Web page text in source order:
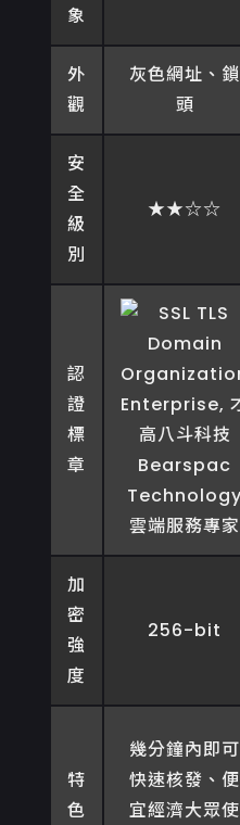
象
外
觀
灰色網址、鎖
頭
安
全
級
別
★★☆☆
認
證
標
章
加
密
強
度
256-bit
特
色
幾分鐘內即可
快速核發、便
宜經濟大眾使